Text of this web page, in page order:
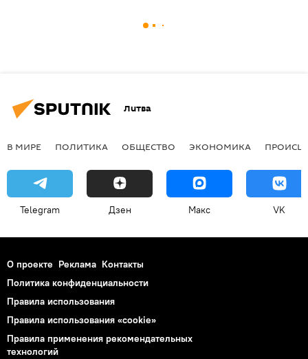
Литва
В МИРЕ ПОЛИТИКА ОБЩЕСТВО ЭКОНОМИКА
Telegram Дзен Макс VK
О проекте Реклама Контакты
Политика конфиденциальности
Правила использования
Правила использования «cookie»
Правила применения рекомендательных
технологий